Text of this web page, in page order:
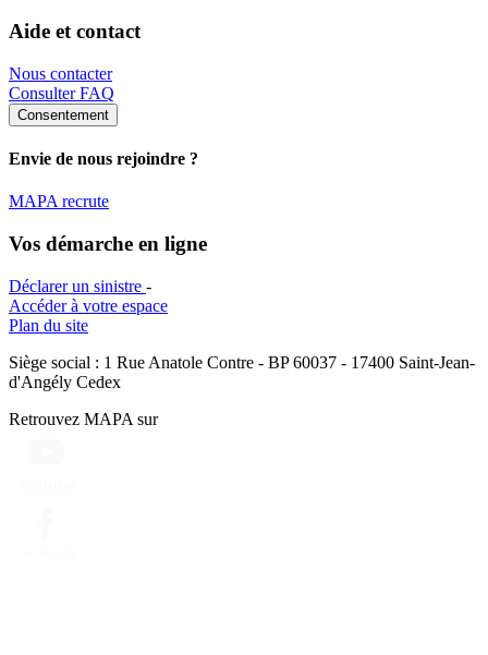
Aide et contact
Nous contacter
Consulter FAQ
Consentement
Envie de nous rejoindre ?
MAPA recrute
Vos démarche en ligne
Déclarer un sinistre -
Accéder à votre espace
Plan du site
Siège social : 1 Rue Anatole Contre - BP 60037 - 17400 Saint-Jean-
d'Angély Cedex
Retrouvez MAPA sur